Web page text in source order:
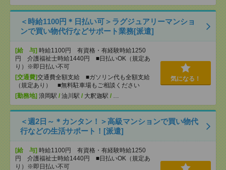
＜時給1100円＊日払い可＞ラグジュアリーマンショ
ンで買い物代行などサポート業務[派遣]
[給 与] 時給1100円 有資格・有経験時給1250
円 介護福祉士時給1440円 ■日払いOK（規定あ
り）※即日払い不可
[交通費]交通費全額支給 ■ガソリン代も全額支給
（規定あり） ■無料駐車場もご相談ください
[勤務地] 浪岡駅 / 油川駅 / 大釈迦駅 / …
気になる！
＜週2日～＊カンタン！＞高級マンションで買い物代
行などの生活サポート！[派遣]
[給 与] 時給1100円 有資格・有経験時給1250
円 介護福祉士時給1440円 ■日払いOK（規定あ
り）※即日払い不可